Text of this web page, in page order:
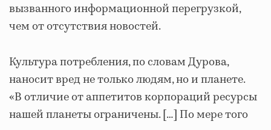
вызванного информационной перегрузкой,
чем от отсутствия новостей.
Культура потребления, по словам Дурова,
наносит вред не только людям, но и планете.
«В отличие от аппетитов корпораций ресурсы
нашей планеты ограничены. […] По мере того